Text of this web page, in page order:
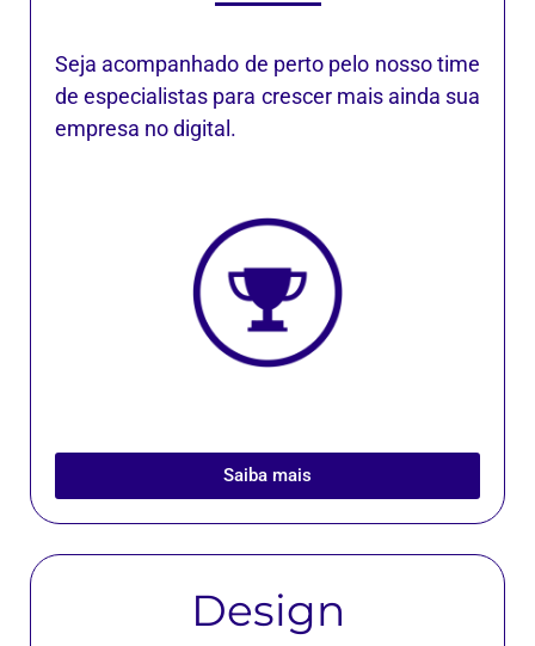
Seja acompanhado de perto pelo nosso time
de especialistas para crescer mais ainda sua
empresa no digital.
Saiba mais
Design